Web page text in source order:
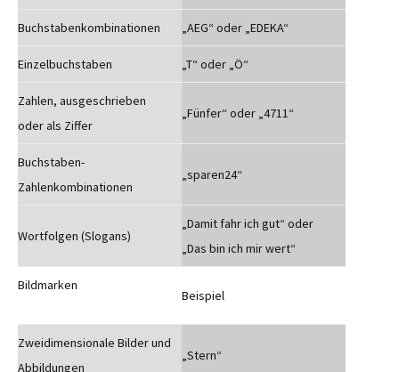
Buchstabenkombinationen „AEG“ oder „EDEKA“
Einzelbuchstaben „T“ oder „Ö“
Zahlen, ausgeschrieben
oder als Ziffer
„Fünfer“ oder „4711“
Buchstaben-
Zahlenkombinationen
„sparen24“
Wortfolgen (Slogans)
„Damit fahr ich gut“ oder
„Das bin ich mir wert“
Bildmarken
Beispiel
Zweidimensionale Bilder und
Abbildungen
„Stern“